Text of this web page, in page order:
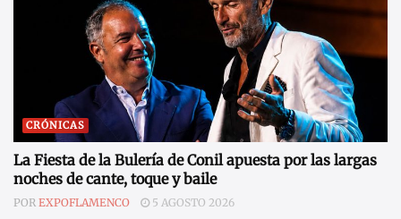
CRÓNICAS
La Fiesta de la Bulería de Conil apuesta por las largas
noches de cante, toque y baile
POR EXPOFLAMENCO 5 AGOSTO 2026